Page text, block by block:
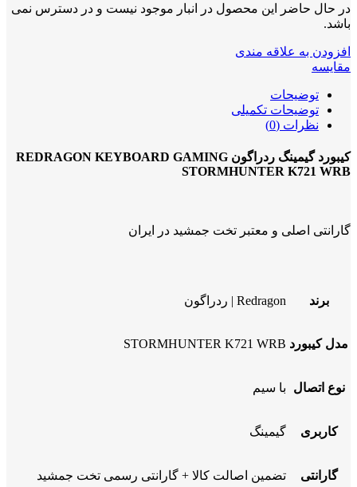
در حال حاضر این محصول در انبار موجود نیست و در دسترس نمی
باشد.
افزودن به علاقه مندی
مقایسه
توضیحات
توضیحات تکمیلی
نظرات (0)
کیبورد گیمینگ ردراگون REDRAGON KEYBOARD GAMING
STORMHUNTER K721 WRB
گارانتی اصلی و معتبر تخت جمشید در ایران
برند Redragon | ردراگون
مدل کیبورد STORMHUNTER K721 WRB
نوع اتصال با سیم
کاربری گیمینگ
گارانتی تضمین اصالت کالا + گارانتی رسمی تخت جمشید